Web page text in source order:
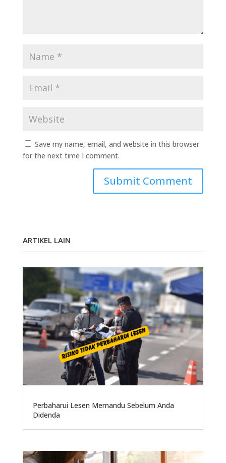
Save my name, email, and website in this browser
for the next time I comment.
Submit Comment
ARTIKEL LAIN
Perbaharui Lesen Memandu Sebelum Anda
Didenda